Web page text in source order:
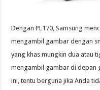
Dengan PL170, Samsung
mengambil gambar dengan
yang khas mungkin dua atau
mengambil gambar di depan
ini, tentu berguna jika Anda